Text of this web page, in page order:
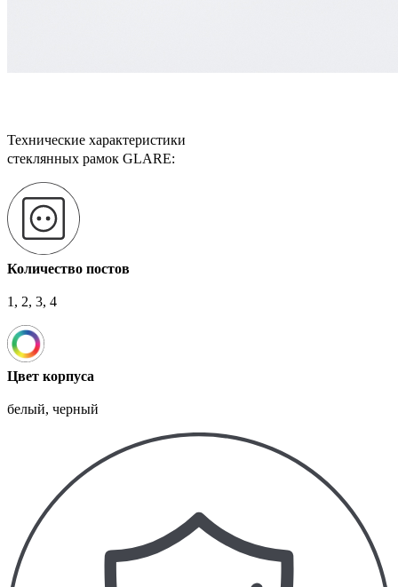
Технические характеристики
стеклянных рамок GLARE:
Количество постов
1, 2, 3, 4
Цвет корпуса
белый, черный